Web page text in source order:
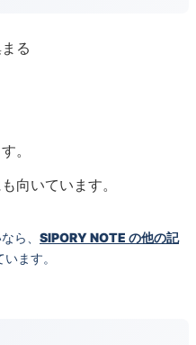
る
。
向いています。
ら、 SIPORY NOTE の他の記
ます。